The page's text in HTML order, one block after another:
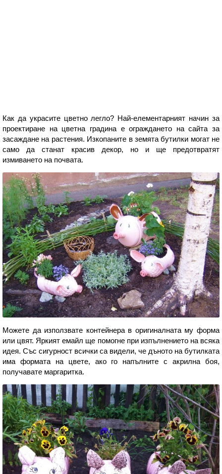
Как да украсите цветно легло? Най-елементарният начин за
проектиране на цветна градина е ограждането на сайта за
засаждане на растения. Изкопаните в земята бутилки могат не
само да станат красив декор, но и ще предотвратят
измиването на почвата.
Можете да използвате контейнера в оригиналната му форма
или цвят. Яркият емайл ще помогне при изпълнението на всяка
идея. Със сигурност всички са видели, че дъното на бутилката
има формата на цвете, ако го напълните с акрилна боя,
получавате маргаритка.